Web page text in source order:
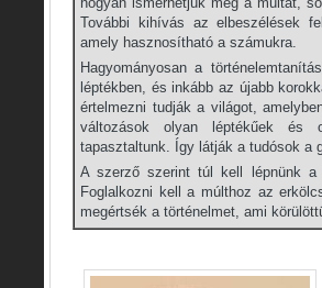
További kihívás az elbeszélések
amely hasznosítható a számukra.
Hagyományosan a
léptékben, és inkább az újabb
értelmezni tudják a világot,
változások olyan léptékűek és
tapasztaltunk. Így látják a tudósok a
A szerző szerint túl kell lépnünk a
Foglalkozni kell a múlthoz az
megértsék a történelmet, ami